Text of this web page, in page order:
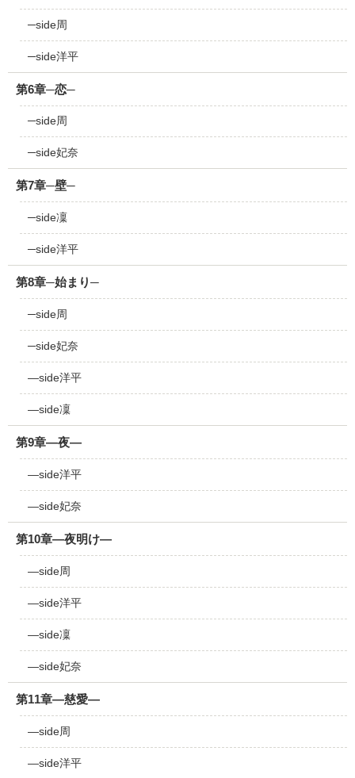
─side周
─side洋平
第6章─恋─
─side周
─side妃奈
第7章─壁─
─side凜
─side洋平
第8章─始まり─
─side周
─side妃奈
―side洋平
―side凜
第9章―夜―
―side洋平
―side妃奈
第10章―夜明け―
―side周
―side洋平
―side凜
―side妃奈
第11章―慈愛―
―side周
―side洋平